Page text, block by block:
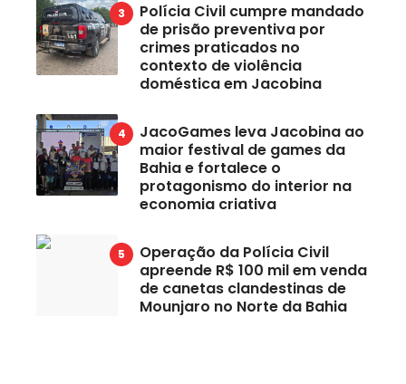
Polícia Civil cumpre mandado
de prisão preventiva por
crimes praticados no
contexto de violência
doméstica em Jacobina
JacoGames leva Jacobina ao
maior festival de games da
Bahia e fortalece o
protagonismo do interior na
economia criativa
Operação da Polícia Civil
apreende R$ 100 mil em venda
de canetas clandestinas de
Mounjaro no Norte da Bahia